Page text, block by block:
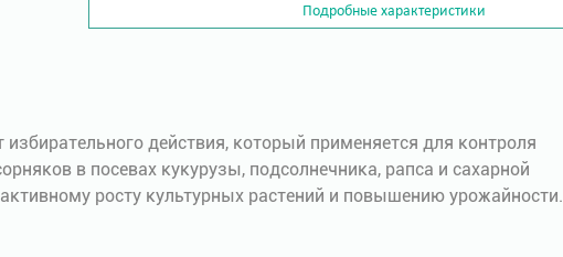
Подробные характеристики
действия, который применяется для контроля
в посевах кукурузы, подсолнечника, рапса и сахарной
росту культурных растений и повышению урожайности.